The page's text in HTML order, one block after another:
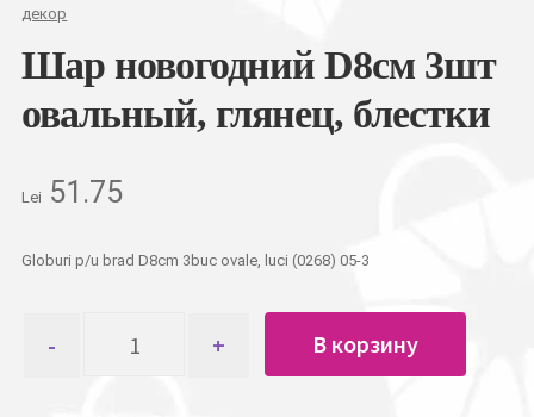
декор
Шар новогодний D8см 3шт
овальный, глянец, блестки
Lei 51.75
Globuri p/u brad D8cm 3buc ovale, luci (0268) 05-3
товара
В корзину